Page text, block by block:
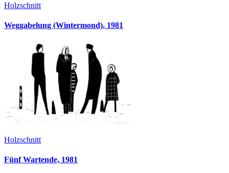
Holzschnitt
Weggabelung (Wintermond), 1981
Holzschnitt
Fünf Wartende, 1981